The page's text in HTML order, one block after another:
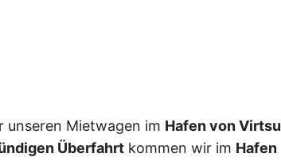
unseren Mietwagen im Hafen von Virtsu
Überfahrt kommen wir im Hafen